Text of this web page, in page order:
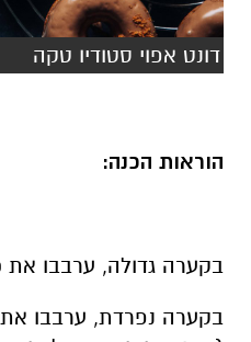
דונט אפוי סטודיו טקה
הוראות הכנה:
בקערה גדולה, ערבבו את
בקערה נפרדת, ערבבו את